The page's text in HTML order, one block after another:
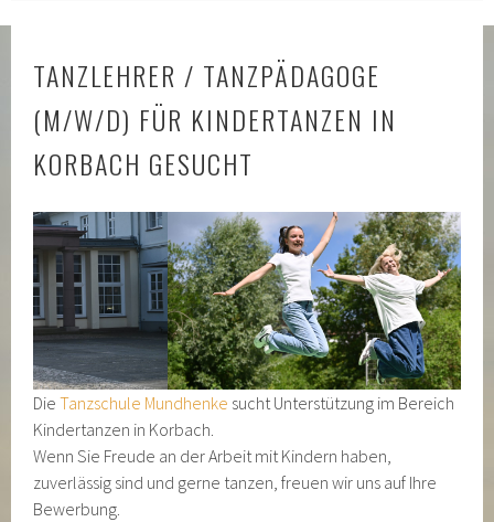
TANZLEHRER / TANZPÄDAGOGE
(M/W/D) FÜR KINDERTANZEN IN
KORBACH GESUCHT
DieTanzschule Mundhenke sucht Unterstützung im Bereich
Kindertanzen in Korbach.
Wenn Sie Freude an der Arbeit mit Kindern haben,
zuverlässig sind und gerne tanzen, freuen wir uns auf Ihre
Bewerbung.